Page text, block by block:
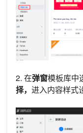
2. 在弹窗模板库中
择， 进入内容样式